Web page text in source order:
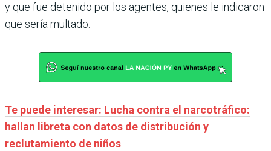
y que fue detenido por los agentes, quienes le indicaron
que sería multado.
Te puede interesar: Lucha contra el narcotráfico:
hallan libreta con datos de distribución y
reclutamiento de niños